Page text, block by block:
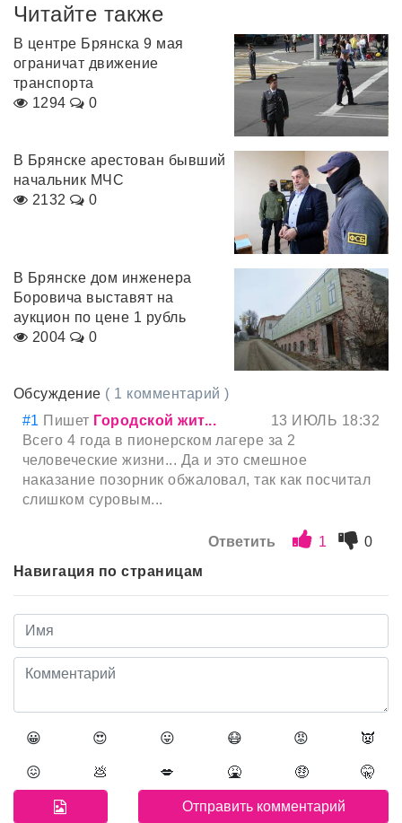
Читайте также
В центре Брянска 9 мая
ограничат движение
транспорта
1294
0
В Брянске арестован бывший
начальник МЧС
2132
0
В Брянске дом инженера
Боровича выставят на
аукцион по цене 1 рубль
2004
0
Обсуждение ( 1 комментарий )
#1 Пишет Городской жит...
13 ИЮЛЬ 18:32
Всего 4 года в пионерском лагере за 2
человеческие жизни... Да и это смешное
наказание позорник обжаловал, так как посчитал
слишком суровым...
Ответить 1
0
Навигация по страницам
😀 😍 😛 😷 😡 👿
😖 💩 💋 🤮 🤑 🤫